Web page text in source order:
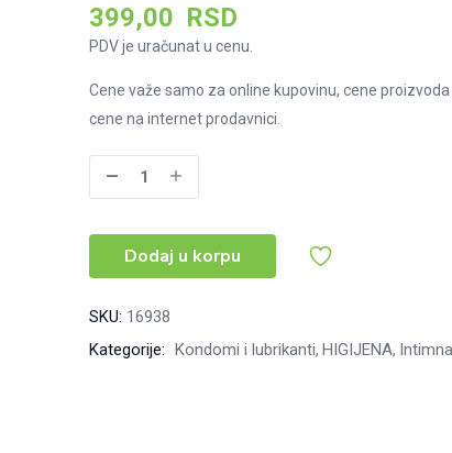
399,00 RSD
PDV je uračunat u cenu.
Cene važe samo za online kupovinu, cene
cene na internet prodavnici.
Feel
kondomi,
3kom
količina
Dodaj u korpu
SKU: 16938
Kategorije: Kondomi i lubrikanti HIGIJENA